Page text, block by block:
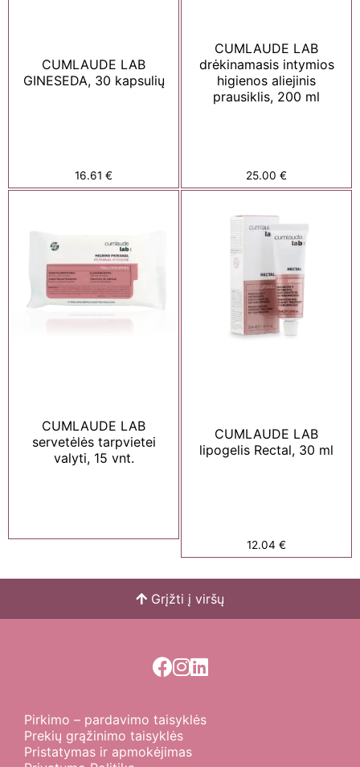
CUMLAUDE LAB
GINESEDA, 30 kapsulių
16.61 €
CUMLAUDE LAB
drėkinamasis intymios
higienos aliejinis
prausiklis, 200 ml
25.00 €
CUMLAUDE LAB
servetėlės tarpvietei
valyti, 15 vnt.
CUMLAUDE LAB
lipogelis Rectal, 30 ml
12.04 €
Grįžti į viršų
Pirkimo – pardavimo taisyklės
Prekių grąžinimo taisyklės
Pristatymas ir apmokėjimas